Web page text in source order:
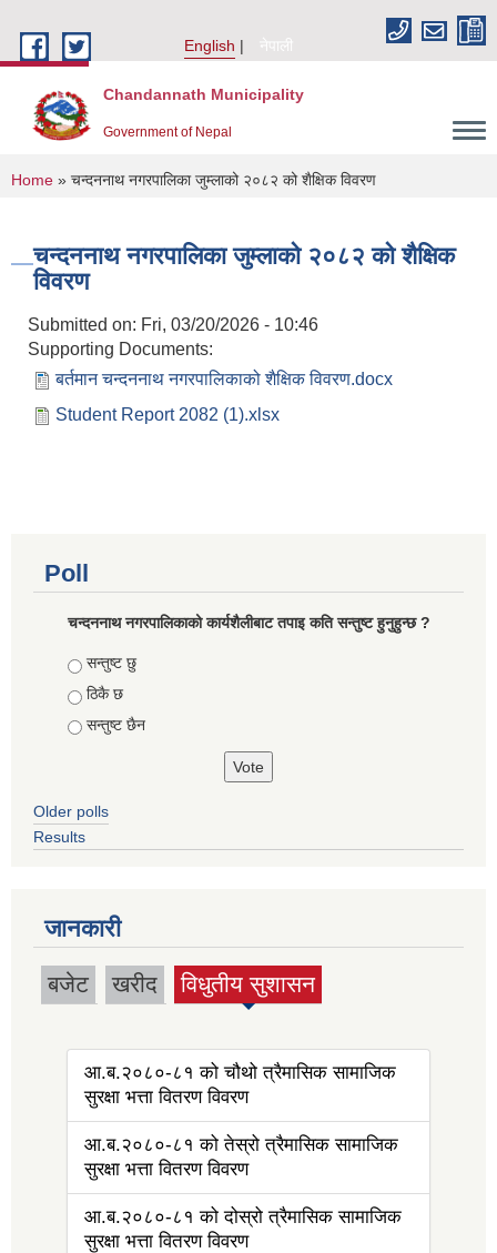
English
नेपाली
Chandannath Municipality
Government of Nepal
You are here
Home » चन्दननाथ नगरपालिका जुम्लाको २०८२ को शैक्षिक विवरण
चन्दननाथ नगरपालिका जुम्लाको २०८२ को शैक्षिक
विवरण
Submitted on: Fri, 03/20/2026 - 10:46
Supporting Documents:
बर्तमान चन्दननाथ नगरपालिकाको शैक्षिक विवरण.docx
Student Report 2082 (1).xlsx
Poll
चन्दननाथ नगरपालिकाको कार्यशैलीबाट तपाइ कति सन्तुष्ट हुनुहुन्छ ?
Choices
सन्तुष्ट छु
ठिकै छ
सन्तुष्ट छैन
Older polls
Results
जानकारी
बजेट खरीद विधुतीय सुशासन
(active tab)
आ.ब.२०८०-८१ को चौथो त्रैमासिक सामाजिक
सुरक्षा भत्ता वितरण विवरण
आ.ब.२०८०-८१ को तेस्रो त्रैमासिक सामाजिक
सुरक्षा भत्ता वितरण विवरण
आ.ब.२०८०-८१ को दोस्रो त्रैमासिक सामाजिक
सुरक्षा भत्ता वितरण विवरण